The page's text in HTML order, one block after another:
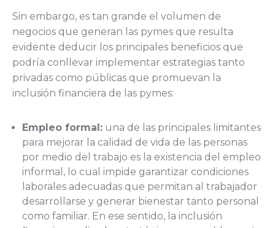
Sin embargo, es tan grande el volumen de
negocios que generan las pymes que resulta
evidente deducir los principales beneficios que
podría conllevar implementar estrategias tanto
privadas como públicas que promuevan la
inclusión financiera de las pymes:
Empleo formal: una de las principales limitantes
para mejorar la calidad de vida de las personas
por medio del trabajo es la existencia del empleo
informal, lo cual impide garantizar condiciones
laborales adecuadas que permitan al trabajador
desarrollarse y generar bienestar tanto personal
como familiar. En ese sentido, la inclusión